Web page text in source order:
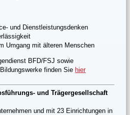
und Dienstleistungsdenken
Umgang mit älteren Menschen
BFD/FSJ sowie
finden Sie hier
und Trägergesellschaft
und mit 23 Einrichtungen in